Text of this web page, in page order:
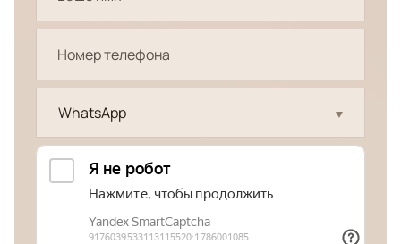
WhatsApp